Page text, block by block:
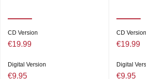
CD Version
€19.99
Digital Version
€9.95
CD Version
€19.99
Digital
€9.95